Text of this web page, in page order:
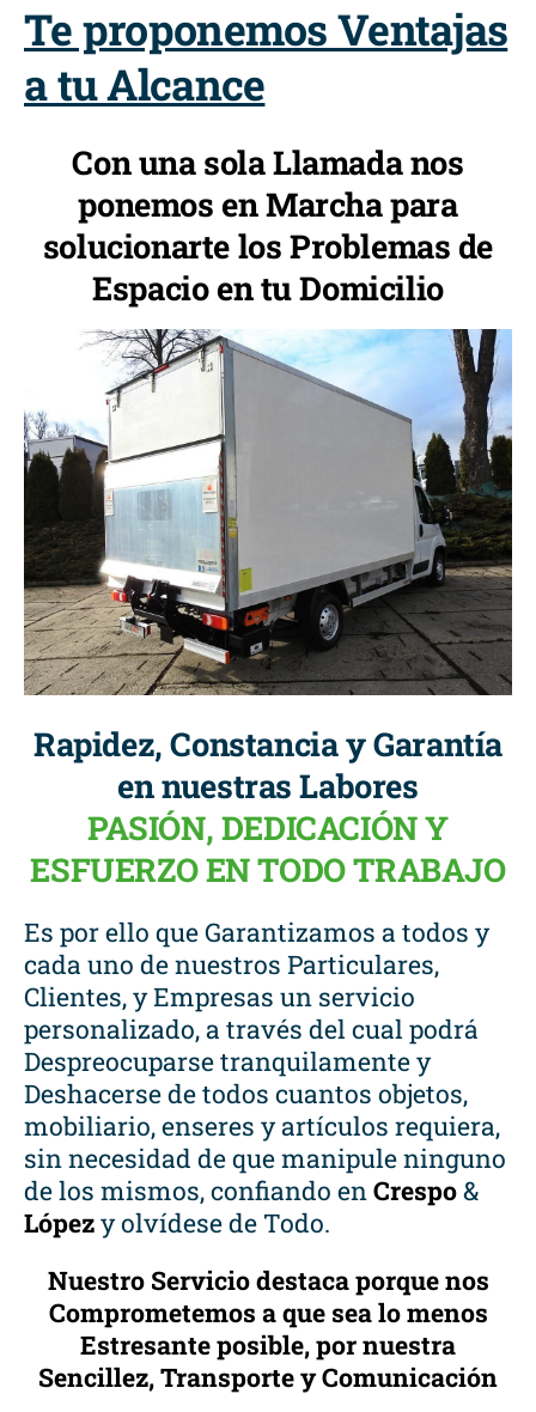
Te proponemos Ventajas
a tu Alcance
Con una sola Llamada nos
ponemos en Marcha para
solucionarte los Problemas de
Espacio en tu Domicilio
Rapidez, Constancia y Garantía
en nuestras Labores
PASIÓN, DEDICACIÓN Y
ESFUERZO EN TODO TRABAJO
Es por ello que Garantizamos a todos y
cada uno de nuestros Particulares,
Clientes, y Empresas un servicio
personalizado, a través del cual podrá
Despreocuparse tranquilamente y
Deshacerse de todos cuantos objetos,
mobiliario, enseres y artículos requiera,
sin necesidad de que manipule ninguno
de los mismos, confiando en Crespo&
Lópezy olvídese de Todo.
Nuestro Servicio destaca porque nos
Comprometemos a que sea lo menos
Estresante posible, por nuestra
Sencillez, Transporte y Comunicación